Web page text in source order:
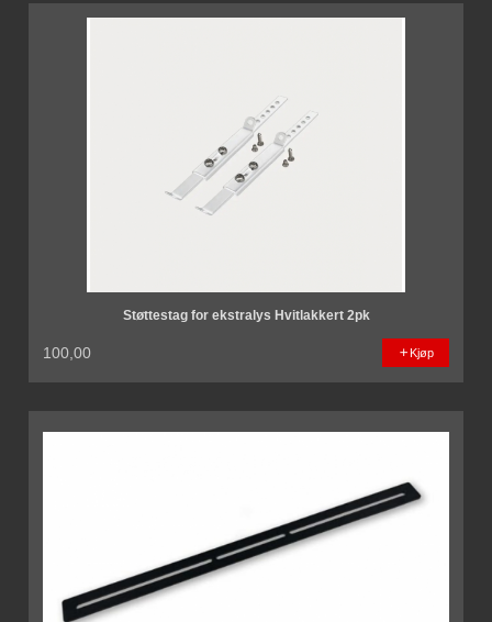
Støttestag for ekstralys Hvitlakkert 2pk
100,00 Kjøp